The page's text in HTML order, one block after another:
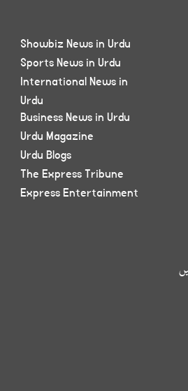
Showbiz News in Urdu
Sports News in Urdu
International News in
Urdu
Business News in Urdu
Urdu Magazine
Urdu Blogs
The Express Tribune
Express Entertainment